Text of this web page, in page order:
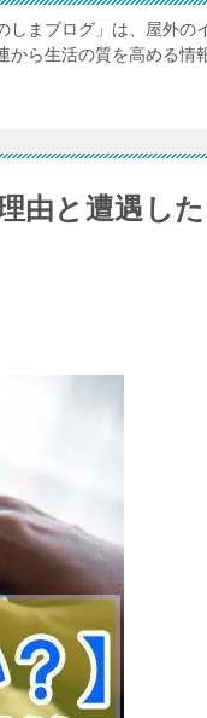
しまブログ」は、屋外
から生活の質を高める情
由と遭遇した